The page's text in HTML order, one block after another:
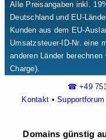
Alle Preisangaben inkl.
Deutschland und EU-
Kunden aus dem EU-
Umsatzsteuer-ID-Nr. eine
anderen Länder
Charge).
☎ +49
Kontakt •Supportforum
Domains günstig